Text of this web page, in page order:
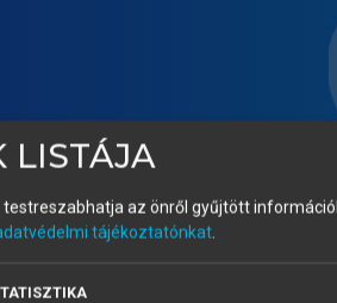
LISTÁJA
testreszabhatja az önről gyűjtött
tájékoztatónkat.